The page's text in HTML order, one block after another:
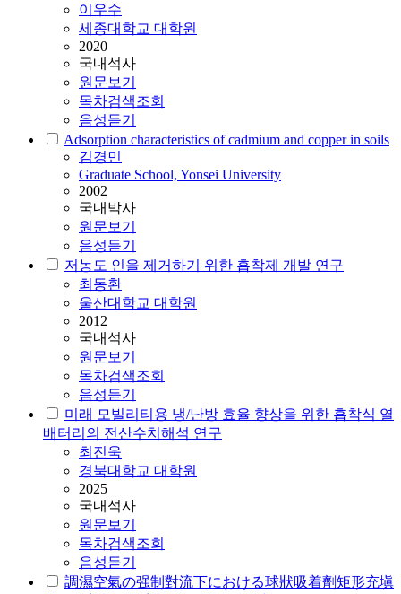
이우수
세종대학교 대학원
2020
국내석사
원문보기
목차검색조회
음성듣기
Adsorption characteristics of cadmium and copper in soils
김경민
Graduate School, Yonsei University
2002
국내박사
원문보기
음성듣기
저농도 인을 제거하기 위한 흡착제 개발 연구
최동환
울산대학교 대학원
2012
국내석사
원문보기
목차검색조회
음성듣기
미래 모빌리티용 냉/난방 효율 향상을 위한 흡착식 열
배터리의 전산수치해석 연구
최진욱
경북대학교 대학원
2025
국내석사
원문보기
목차검색조회
음성듣기
調濕空氣の强制對流下における球狀吸着劑矩形充塡